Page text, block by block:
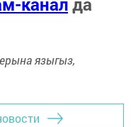
языгыз,